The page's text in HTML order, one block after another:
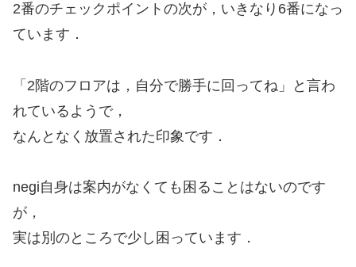
2番のチェックポイントの次が，いきなり6番になっ
ています．
「2階のフロアは，自分で勝手に回ってね」と言わ
れているようで，
なんとなく放置された印象です．
negi自身は案内がなくても困ることはないのです
が，
実は別のところで少し困っています．